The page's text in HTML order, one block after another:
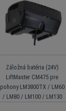
Záložná batéria (24V)
LiftMaster CM475 pre
pohony LM3800TX / LM60
/ LM80 / LM100 / LM130